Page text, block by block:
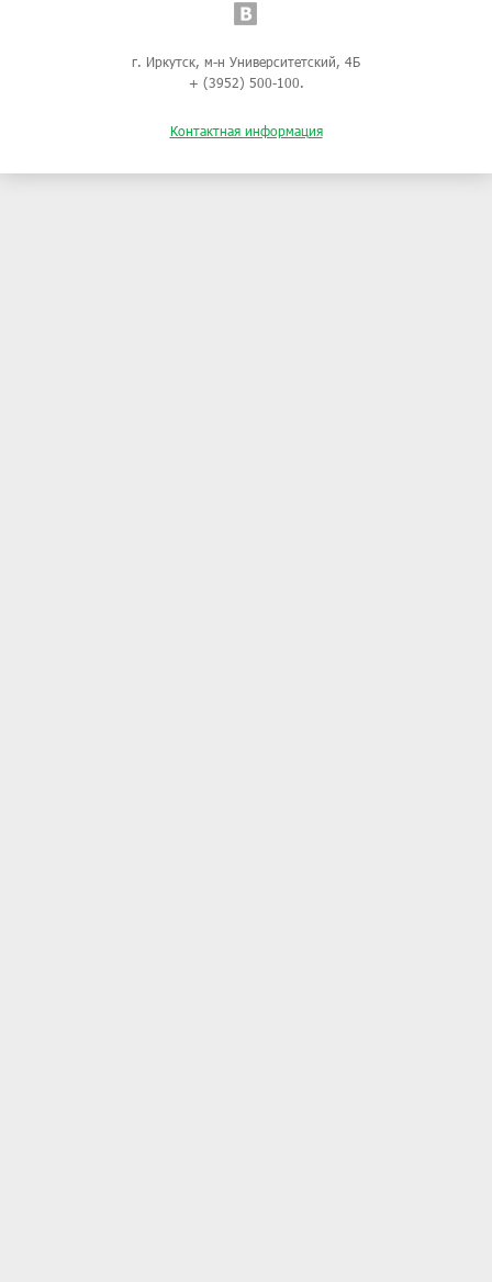
г. Иркутск, м-н Университетский, 4Б
+ (3952) 500-100.
Контактная информация